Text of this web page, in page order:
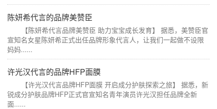
陈妍希代言的品牌美赞臣
【陈妍希代言品牌美赞臣 助力宝宝成长发育】 据悉，美赞臣官
宣知名女星陈妍希正式出任品牌形象代言人，让我们一起做不设限
妈妈......
许光汉代言的品牌HFP面膜
【许光汉代言品牌HFP面膜 开启成分护肤探索之旅】 据悉，新
锐成分护肤品牌HFP正式官宣知名青年演员许光汉担任品牌全新
面......